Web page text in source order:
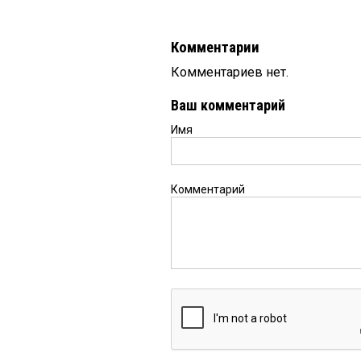
Комментарии
Комментариев нет.
Ваш комментарий
Имя
Комментарий